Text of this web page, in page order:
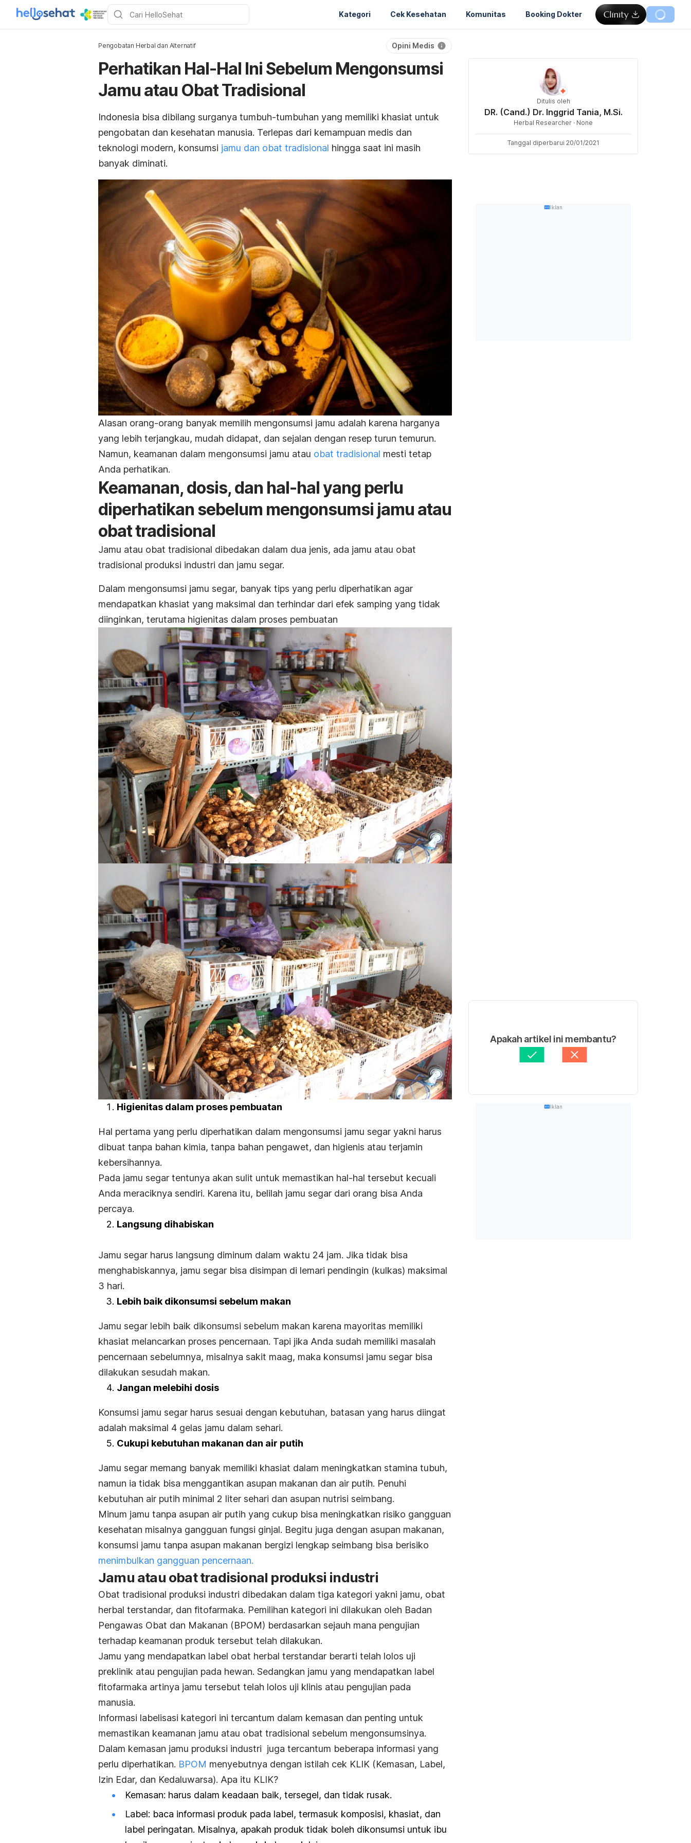
Kategori Cek Kesehatan Komunitas Booking Dokter
Pengobatan Herbal dan Alternatif Opini Medis
Perhatikan Hal-Hal Ini Sebelum Mengonsumsi
Jamu atau Obat Tradisional
Indonesia bisa dibilang surganya tumbuh-tumbuhan yang memiliki khasiat untuk
pengobatan dan kesehatan manusia. Terlepas dari kemampuan medis dan
teknologi modern, konsumsi jamu dan obat tradisional hingga saat ini masih
banyak diminati.
Alasan orang-orang banyak memilih mengonsumsi jamu adalah karena harganya
yang lebih terjangkau, mudah didapat, dan sejalan dengan resep turun temurun.
Namun, keamanan dalam mengonsumsi jamu atau obat tradisional mesti tetap
Anda perhatikan.
Keamanan, dosis, dan hal-hal yang perlu
diperhatikan sebelum mengonsumsi jamu atau
obat tradisional
Jamu atau obat tradisional dibedakan dalam dua jenis, ada jamu atau obat
tradisional produksi industri dan jamu segar.
Dalam mengonsumsi jamu segar, banyak tips yang perlu diperhatikan agar
mendapatkan khasiat yang maksimal dan terhindar dari efek samping yang tidak
diinginkan, terutama higienitas dalam proses pembuatan
Higienitas dalam proses pembuatan
Hal pertama yang perlu diperhatikan dalam mengonsumsi jamu segar yakni harus
dibuat tanpa bahan kimia, tanpa bahan pengawet, dan higienis atau terjamin
kebersihannya.
Pada jamu segar tentunya akan sulit untuk memastikan hal-hal tersebut kecuali
Anda meraciknya sendiri. Karena itu, belilah jamu segar dari orang bisa Anda
percaya.
Langsung dihabiskan
Jamu segar harus langsung diminum dalam waktu 24 jam. Jika tidak bisa
menghabiskannya, jamu segar bisa disimpan di lemari pendingin (kulkas) maksimal
3 hari.
Lebih baik dikonsumsi sebelum makan
Jamu segar lebih baik dikonsumsi sebelum makan karena mayoritas memiliki
khasiat melancarkan proses pencernaan. Tapi jika Anda sudah memiliki masalah
pencernaan sebelumnya, misalnya sakit maag, maka konsumsi jamu segar bisa
dilakukan sesudah makan.
Jangan melebihi dosis
Konsumsi jamu segar harus sesuai dengan kebutuhan, batasan yang harus diingat
adalah maksimal 4 gelas jamu dalam sehari.
Cukupi kebutuhan makanan dan air putih
Jamu segar memang banyak memiliki khasiat dalam meningkatkan stamina tubuh,
namun ia tidak bisa menggantikan asupan makanan dan air putih. Penuhi
kebutuhan air putih minimal 2 liter sehari dan asupan nutrisi seimbang.
Minum jamu tanpa asupan air putih yang cukup bisa meningkatkan risiko gangguan
kesehatan misalnya gangguan fungsi ginjal. Begitu juga dengan asupan makanan,
konsumsi jamu tanpa asupan makanan bergizi lengkap seimbang bisa berisiko
menimbulkan gangguan pencernaan.
Jamu atau obat tradisional produksi industri
Obat tradisional produksi industri dibedakan dalam tiga kategori yakni jamu, obat
herbal terstandar, dan fitofarmaka. Pemilihan kategori ini dilakukan oleh Badan
Pengawas Obat dan Makanan (BPOM) berdasarkan sejauh mana pengujian
terhadap keamanan produk tersebut telah dilakukan.
Jamu yang mendapatkan label obat herbal terstandar berarti telah lolos uji
preklinik atau pengujian pada hewan. Sedangkan jamu yang mendapatkan label
fitofarmaka artinya jamu tersebut telah lolos uji klinis atau pengujian pada
manusia.
Informasi labelisasi kategori ini tercantum dalam kemasan dan penting untuk
memastikan keamanan jamu atau obat tradisional sebelum mengonsumsinya.
Dalam kemasan jamu produksi industri juga tercantum beberapa informasi yang
perlu diperhatikan. BPOM menyebutnya dengan istilah cek KLIK (Kemasan, Label,
Izin Edar, dan Kedaluwarsa). Apa itu KLIK?
Kemasan: harus dalam keadaan baik, tersegel, dan tidak rusak.
Label: baca informasi produk pada label, termasuk komposisi, khasiat, dan
label peringatan. Misalnya, apakah produk tidak boleh dikonsumsi untuk ibu
Ditulis oleh
DR. (Cand.) Dr. Inggrid Tania, M.Si.
Herbal Researcher · None
Tanggal diperbarui 20/01/2021
Iklan
Apakah artikel ini membantu?
Iklan